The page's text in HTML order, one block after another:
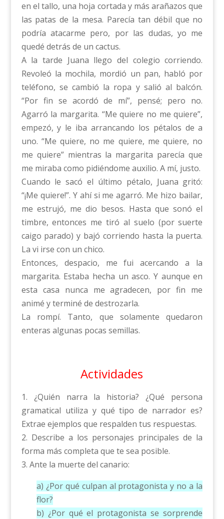
en el tallo, una hoja cortada y más arañazos que
las patas de la mesa. Parecía tan débil que no
podría atacarme pero, por las dudas, yo me
quedé detrás de un cactus.
A la tarde Juana llego del colegio corriendo.
Revoleó la mochila, mordió un pan, habló por
teléfono, se cambió la ropa y salió al balcón.
“Por fin se acordó de mí”, pensé; pero no.
Agarró la margarita. “Me quiere no me quiere”,
empezó, y le iba arrancando los pétalos de a
uno. “Me quiere, no me quiere, me quiere, no
me quiere” mientras la margarita parecía que
me miraba como pidiéndome auxilio. A mí, justo.
Cuando le sacó el último pétalo, Juana gritó:
“¡Me quiere!”. Y ahí si me agarró. Me hizo bailar,
me estrujó, me dio besos. Hasta que sonó el
timbre, entonces me tiró al suelo (por suerte
caigo parado) y bajó corriendo hasta la puerta.
La vi irse con un chico.
Entonces, despacio, me fui acercando a la
margarita. Estaba hecha un asco. Y aunque en
esta casa nunca me agradecen, por fin me
animé y terminé de destrozarla.
La rompí. Tanto, que solamente quedaron
enteras algunas pocas semillas.
Actividades
1. ¿Quién narra la historia? ¿Qué persona
gramatical utiliza y qué tipo de narrador es?
Extrae ejemplos que respalden tus respuestas.
2. Describe a los personajes principales de la
forma más completa que te sea posible.
3. Ante la muerte del canario:
a) ¿Por qué culpan al protagonista y no a la
flor?
b) ¿Por qué el protagonista se sorprende